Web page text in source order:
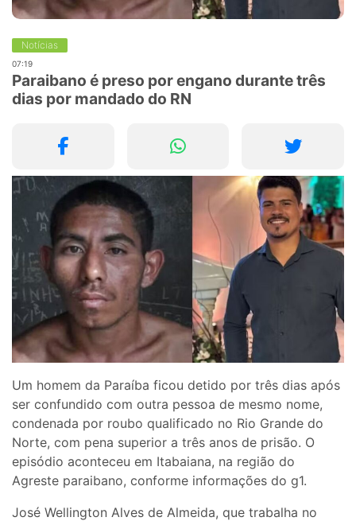
Notícias
07:19
Paraibano é preso por engano durante três
dias por mandado do RN
Um homem da Paraíba ficou detido por três dias após
ser confundido com outra pessoa de mesmo nome,
condenada por roubo qualificado no Rio Grande do
Norte, com pena superior a três anos de prisão. O
episódio aconteceu em Itabaiana, na região do
Agreste paraibano, conforme informações do g1.
José Wellington Alves de Almeida, que trabalha no